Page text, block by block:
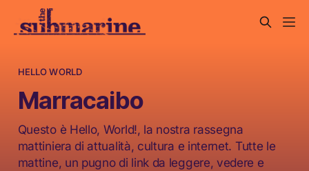
HELLO WORLD
Marracaibo
Questo è Hello, World!, la nostra rassegna
mattiniera di attualità, cultura e internet. Tutte le
mattine, un pugno di link da leggere, vedere e